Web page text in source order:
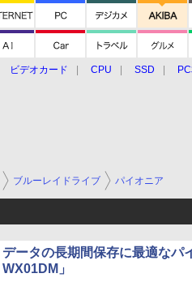
ビデオカード CPU SSD
ブルーレイドライブ パイオニア
データの長期間保存に最適な
WX01DM」